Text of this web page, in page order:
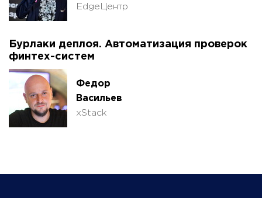
EdgeЦентр
Бурлаки деплоя. Автоматизация проверок
финтех-систем
Федор
Васильев
xStack